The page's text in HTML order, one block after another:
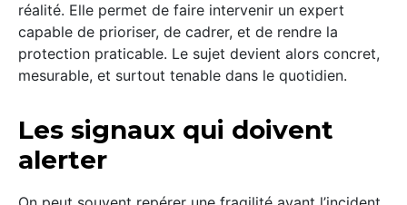
réalité. Elle permet de faire intervenir un expert
capable de prioriser, de cadrer, et de rendre la
protection praticable. Le sujet devient alors concret,
mesurable, et surtout tenable dans le quotidien.
Les signaux qui doivent
alerter